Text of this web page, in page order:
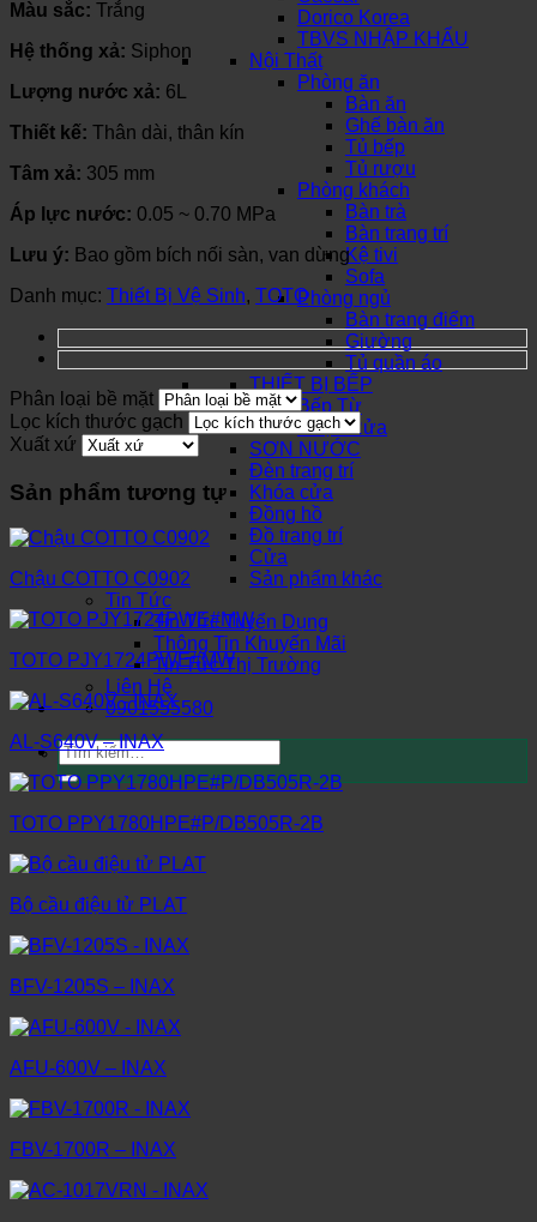
Dorico Korea
TBVS NHẬP KHẨU
Nội Thất
Phòng ăn
Bàn ăn
Ghế bàn ăn
Tủ bếp
Tủ rượu
Phòng khách
Bàn trà
Bàn trang trí
Kệ tivi
Sofa
Phòng ngủ
Bàn trang điểm
Giường
Tủ quần áo
THIẾT BỊ BẾP
Bếp Từ
Chậu Rửa
SƠN NƯỚC
Đèn trang trí
Khóa cửa
Đồng hồ
Đồ trang trí
Cửa
Sản phẩm khác
Tin Tức
Tin Tức Tuyển Dụng
Thông Tin Khuyến Mãi
Tin Tức Thị Trường
Liên Hệ
0901555580
Tìm
kiếm:
Màu sắc: Trắng
Hệ thống xả: Siphon
Lượng nước xả: 6L
Thiết kế: Thân dài, thân kín
Tâm xả: 305 mm
Áp lực nước: 0.05 ~ 0.70 MPa
Lưu ý: Bao gồm bích nối sàn, van dừng
Danh mục: Thiết Bị Vệ Sinh, TOTO
Phân loại bề mặt
Lọc kích thước gạch
Xuất xứ
Sản phẩm tương tự
Chậu COTTO C0902
TOTO PJY1724PWE#MW
AL-S640V – INAX
TOTO PPY1780HPE#P/DB505R-2B
Bộ cầu điệu tử PLAT
BFV-1205S – INAX
AFU-600V – INAX
FBV-1700R – INAX